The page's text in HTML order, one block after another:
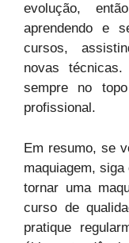
evolução,
aprendendo e
cursos,
novas
sempre no
profissional.
Em resumo, se
maquiagem,
tornar uma
curso de
pratique